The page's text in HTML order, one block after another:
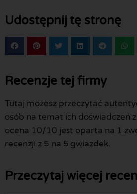
Udostępnij tę stronę
Recenzje tej firmy
Tutaj możesz przeczytać
osób na temat ich doświadczeń
ocena 10/10 jest oparta na 1
recenzji z 5 na 5 gwiazdek.
Przeczytaj więcej